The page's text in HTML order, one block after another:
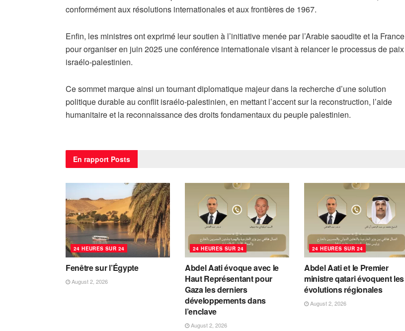
conformément aux résolutions internationales et aux frontières de 1967.
Enfin, les ministres ont exprimé leur soutien à l’initiative menée par l’Arabie saoudite et la France
pour organiser en juin 2025 une conférence internationale visant à relancer le processus de paix
israélo-palestinien.
Ce sommet marque ainsi un tournant diplomatique majeur dans la recherche d’une solution
politique durable au conflit israélo-palestinien, en mettant l’accent sur la reconstruction, l’aide
humanitaire et la reconnaissance des droits fondamentaux du peuple palestinien.
En rapport Posts
24 HEURES SUR 24
Fenêtre sur l’Égypte
August 2, 2026
24 HEURES SUR 24
Abdel Aati évoque avec le
Haut Représentant pour
Gaza les derniers
développements dans
l’enclave
August 2, 2026
24 HEURES SUR 24
Abdel Aati et le Premier
ministre qatari évoquent les
évolutions régionales
August 2, 2026